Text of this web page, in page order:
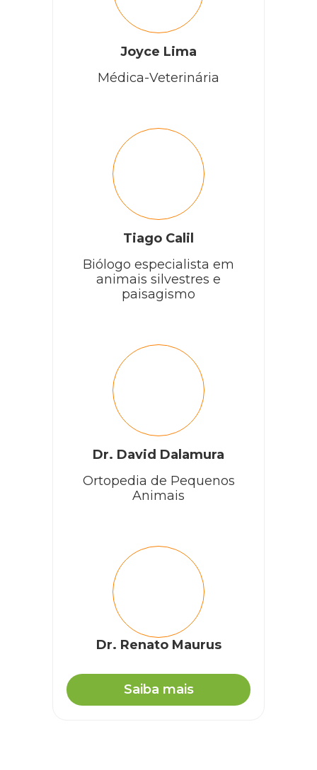
Joyce Lima
Médica-Veterinária
Tiago Calil
Biólogo especialista em
animais silvestres e
paisagismo
Dr. David Dalamura
Ortopedia de Pequenos
Animais
Dr. Renato Maurus
Saiba mais